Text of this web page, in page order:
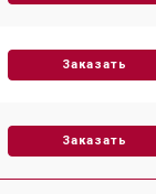
Заказать
Заказать